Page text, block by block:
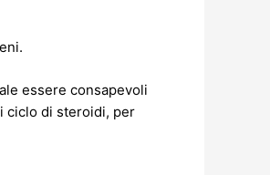
essere consapevoli
ciclo di steroidi, per